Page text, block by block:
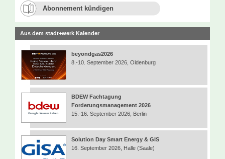
Abonnement kündigen
Aus dem stadt+werk Kalender
beyondgas2026
8.-10. September 2026, Oldenburg
BDEW Fachtagung
Forderungsmanagement 2026
15.-16. September 2026, Berlin
Solution Day Smart Energy & GIS
16. September 2026, Halle (Saale)